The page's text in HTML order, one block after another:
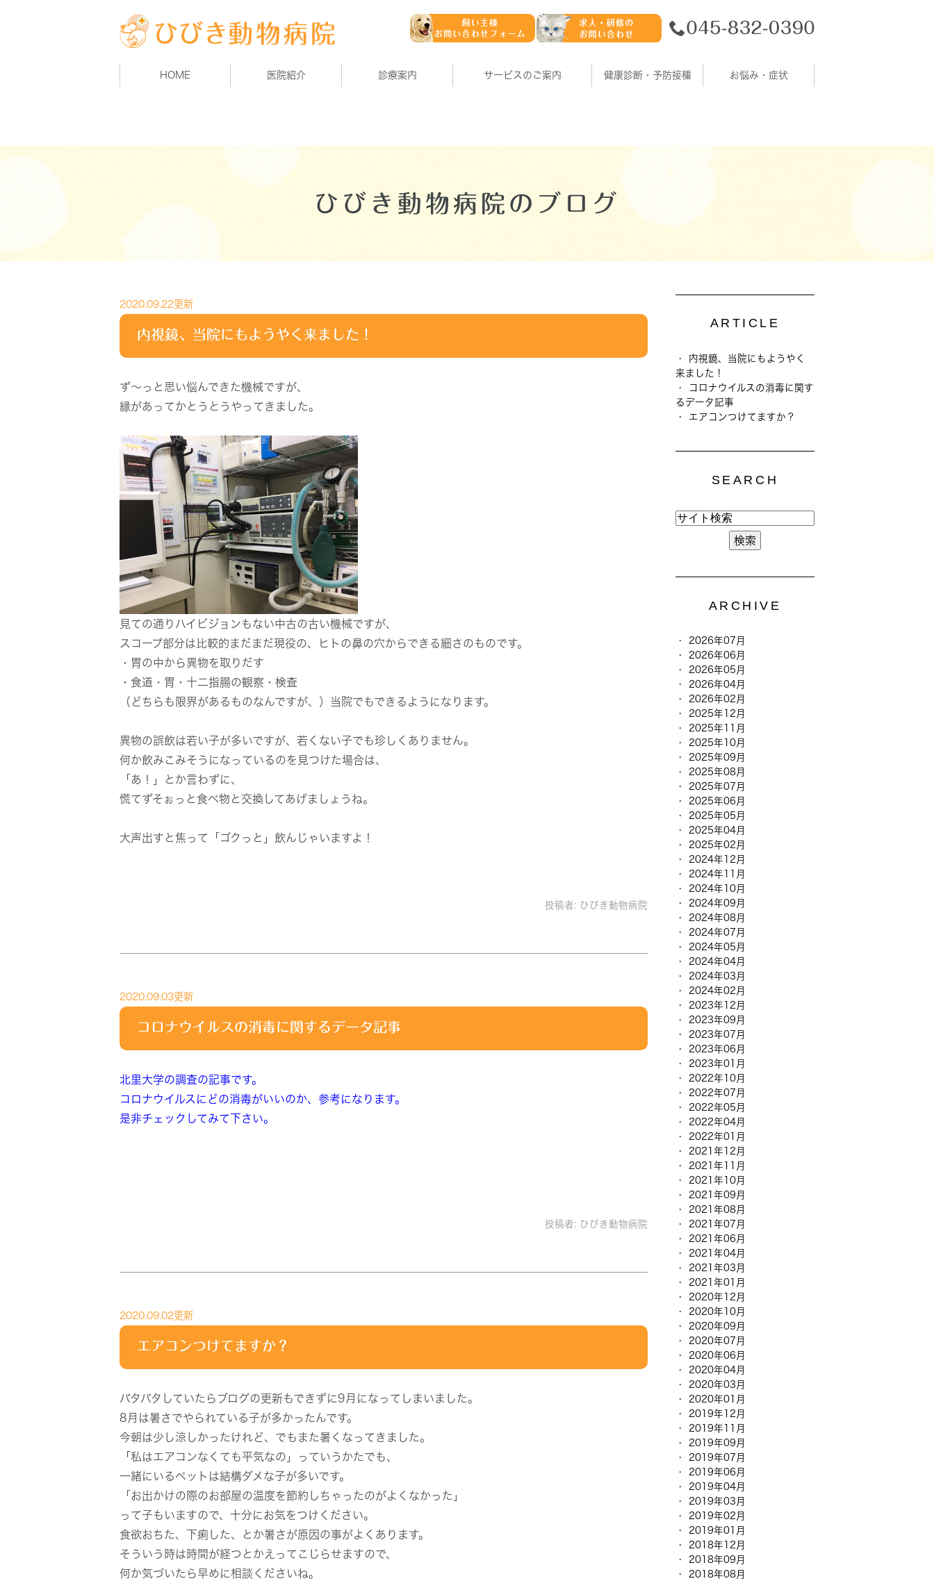
HOME 医院紹介 診療案内 サービスのご案内 健康診断・予防接種 お悩み・症状
ひびき動物病院のブログ
2020.09.22更新
内視鏡、当院にもようやく来ました！
ず～っと思い悩んできた機械ですが、
縁があってかとうとうやってきました。
見ての通りハイビジョンもない中古の古い機械ですが、
スコープ部分は比較的まだまだ現役の、ヒトの鼻の穴からできる細さのものです。
・胃の中から異物を取りだす
・食道・胃・十二指腸の観察・検査
（どちらも限界があるものなんですが、）当院でもできるようになります。
異物の誤飲は若い子が多いですが、若くない子でも珍しくありません。
何か飲みこみそうになっているのを見つけた場合は、
「あ！」とか言わずに、
慌てずそぉっと食べ物と交換してあげましょうね。
大声出すと焦って「ゴクっと」飲んじゃいますよ！
投稿者: ひびき動物病院
2020.09.03更新
コロナウイルスの消毒に関するデータ記事
北里大学の調査の記事です。
コロナウイルスにどの消毒がいいのか、参考になります。
是非チェックしてみて下さい。
投稿者: ひびき動物病院
2020.09.02更新
エアコンつけてますか？
バタバタしていたらブログの更新もできずに9月になってしまいました。
8月は暑さでやられている子が多かったんです。
今朝は少し涼しかったけれど、でもまた暑くなってきました。
「私はエアコンなくても平気なの」っていうかたでも、
一緒にいるペットは結構ダメな子が多いです。
「お出かけの際のお部屋の温度を節約しちゃったのがよくなかった」
って子もいますので、十分にお気をつけください。
食欲おちた、下痢した、とか暑さが原因の事がよくあります。
そういう時は時間が経つとかえってこじらせますので、
何か気づいたら早めに相談くださいね。
ARTICLE
内視鏡、当院にもようやく
来ました！
コロナウイルスの消毒に関す
るデータ記事
エアコンつけてますか？
SEARCH
ARCHIVE
2026年07月
2026年06月
2026年05月
2026年04月
2026年02月
2025年12月
2025年11月
2025年10月
2025年09月
2025年08月
2025年07月
2025年06月
2025年05月
2025年04月
2025年02月
2024年12月
2024年11月
2024年10月
2024年09月
2024年08月
2024年07月
2024年05月
2024年04月
2024年03月
2024年02月
2023年12月
2023年09月
2023年07月
2023年06月
2023年01月
2022年10月
2022年07月
2022年05月
2022年04月
2022年01月
2021年12月
2021年11月
2021年10月
2021年09月
2021年08月
2021年07月
2021年06月
2021年04月
2021年03月
2021年01月
2020年12月
2020年10月
2020年09月
2020年07月
2020年06月
2020年04月
2020年03月
2020年01月
2019年12月
2019年11月
2019年09月
2019年07月
2019年06月
2019年04月
2019年03月
2019年02月
2019年01月
2018年12月
2018年09月
2018年08月